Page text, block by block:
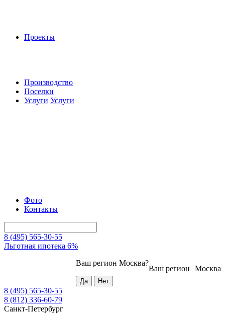
Проекты
Производство
Поселки
Услуги Услуги
Фото
Контакты
8 (495) 565-30-55
Льготная ипотека 6%
Москва
Ваш регион
Ваш регион Москва?
8 (495) 565-30-55
8 (812) 336-60-79
Санкт-Петербург